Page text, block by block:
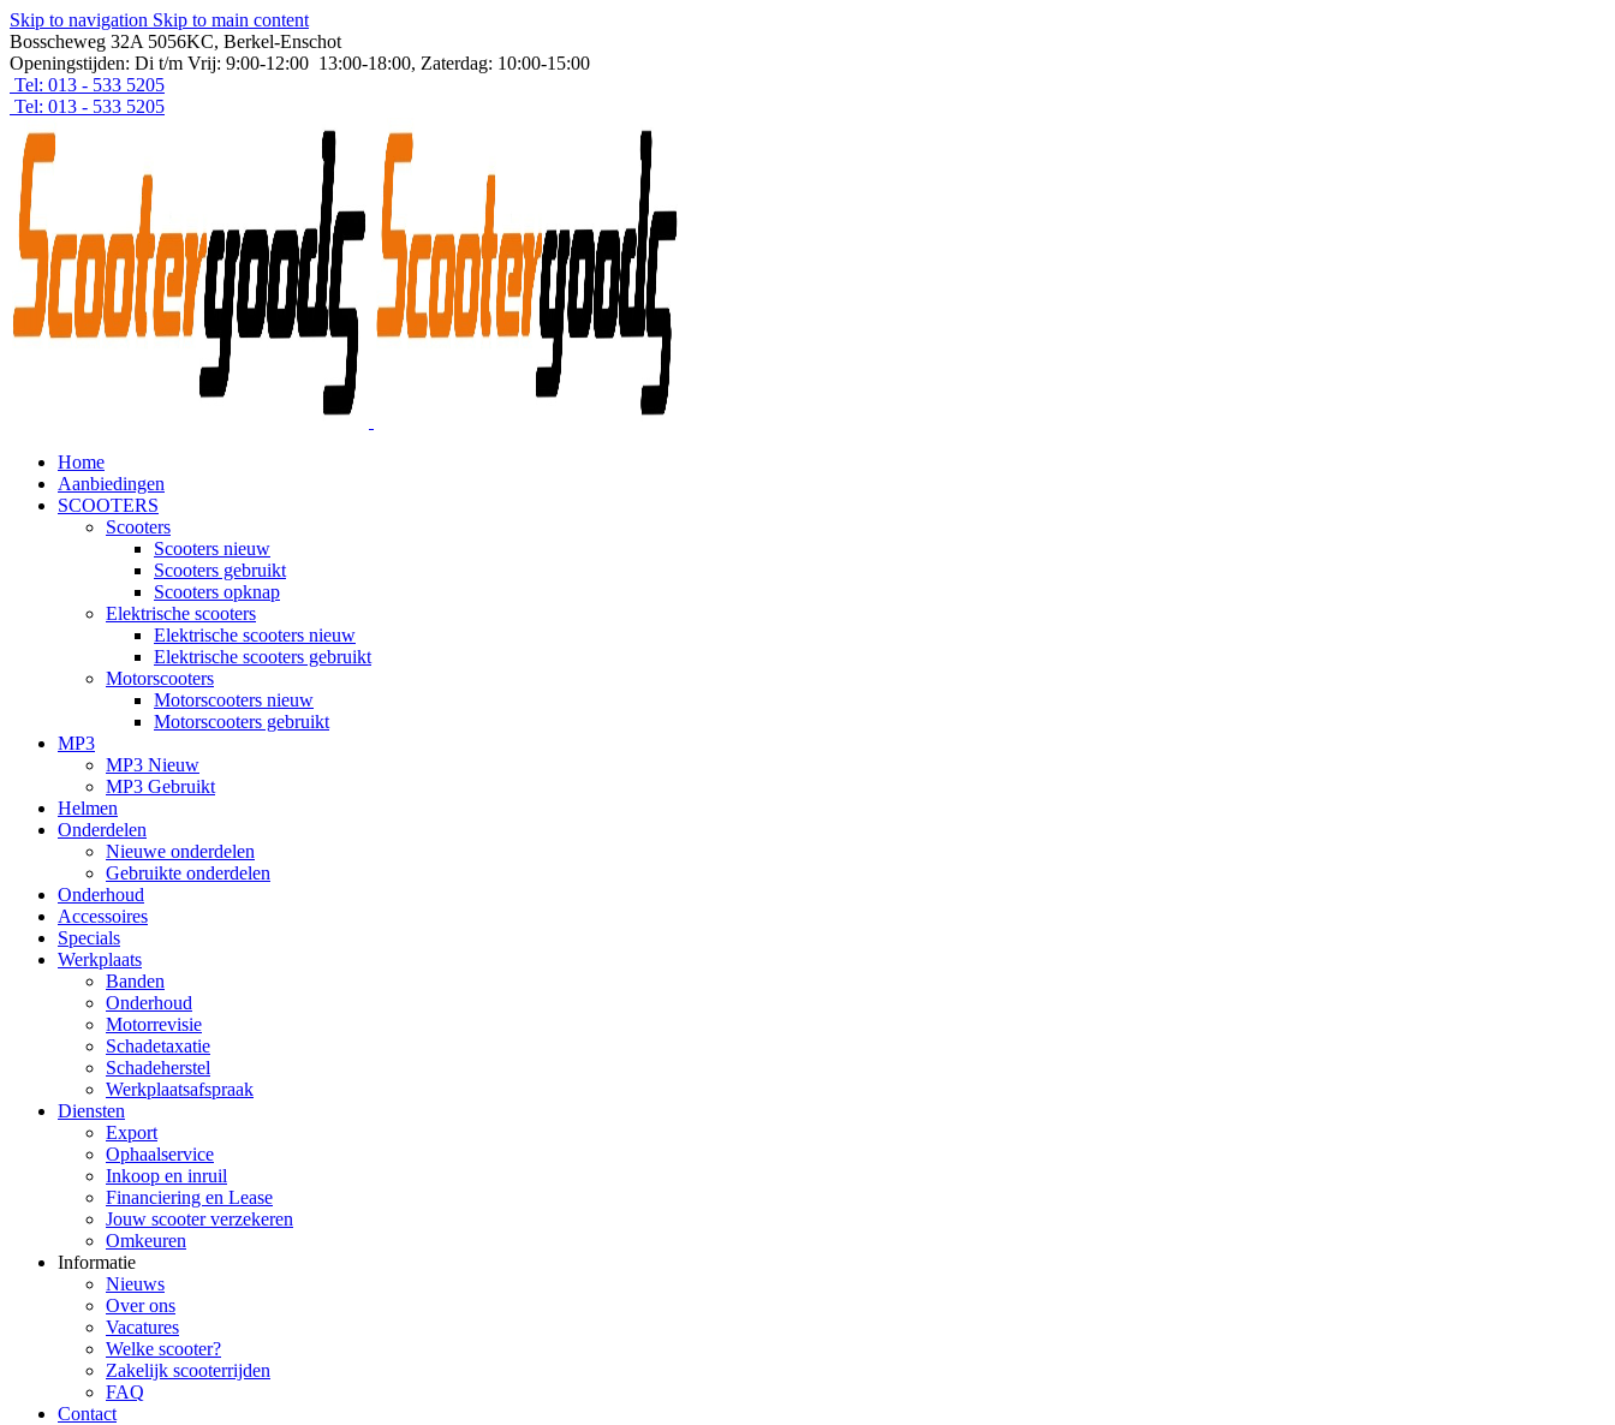
Skip to navigation Skip to main content
Bosscheweg 32A 5056KC, Berkel-Enschot
Openingstijden: Di t/m Vrij: 9:00-12:00 13:00-18:00, Zaterdag: 10:00-15:00
Tel: 013 - 533 5205
Tel: 013 - 533 5205
Home
Aanbiedingen
SCOOTERS
Scooters
Scooters nieuw
Scooters gebruikt
Scooters opknap
Elektrische scooters
Elektrische scooters nieuw
Elektrische scooters gebruikt
Motorscooters
Motorscooters nieuw
Motorscooters gebruikt
MP3
MP3 Nieuw
MP3 Gebruikt
Helmen
Onderdelen
Nieuwe onderdelen
Gebruikte onderdelen
Onderhoud
Accessoires
Specials
Werkplaats
Banden
Onderhoud
Motorrevisie
Schadetaxatie
Schadeherstel
Werkplaatsafspraak
Diensten
Export
Ophaalservice
Inkoop en inruil
Financiering en Lease
Jouw scooter verzekeren
Omkeuren
Informatie
Nieuws
Over ons
Vacatures
Welke scooter?
Zakelijk scooterrijden
FAQ
Contact